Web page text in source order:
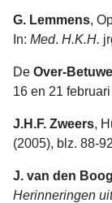
G. Lemmens,
In: Med. H.K.H.
De Over-Betuwe
16 en 21
J.H.F. Zweers,
(2005), blz. 88-
J. van den
Herinneringen uit